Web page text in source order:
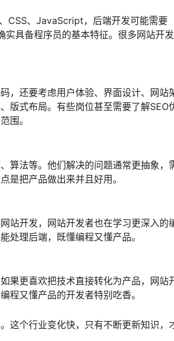
CSS、JavaScript，后端开发可能需要
具备程序员的基本特征。很多网站开发
，还要考虑用户体验、界面设计、网站
版式布局。有些岗位甚至需要了解SEO
围。
算法等。他们解决的问题通常更抽象，
是把产品做出来并且好用。
站开发，网站开发者也在学习更深入的
处理后端，既懂编程又懂产品。
果更喜欢把技术直接转化为产品，网站
程又懂产品的开发者特别吃香。
这个行业变化快，只有不断更新知识，